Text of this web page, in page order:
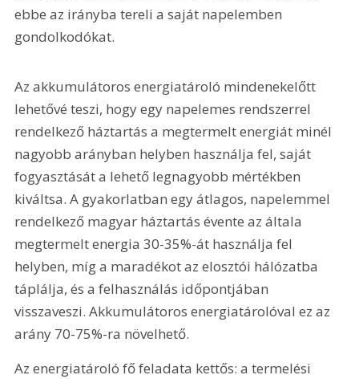
ebbe az irányba tereli a saját napelemben
gondolkodókat.
Az akkumulátoros energiatároló mindenekelőtt
lehetővé teszi, hogy egy napelemes rendszerrel
rendelkező háztartás a megtermelt energiát minél
nagyobb arányban helyben használja fel, saját
fogyasztását a lehető legnagyobb mértékben
kiváltsa. A gyakorlatban egy átlagos, napelemmel
rendelkező magyar háztartás évente az általa
megtermelt energia 30-35%-át használja fel
helyben, míg a maradékot az elosztói hálózatba
táplálja, és a felhasználás időpontjában
visszaveszi. Akkumulátoros energiatárolóval ez az
arány 70-75%-ra növelhető.
Az energiatároló fő feladata kettős: a termelési